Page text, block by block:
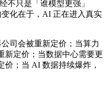
不只是「谁模型更强」
变化在于，AI 正在进入真实
司会被重新定价；当算力
新定价；当数据中心需要更
价；当 AI 数据持续爆炸，